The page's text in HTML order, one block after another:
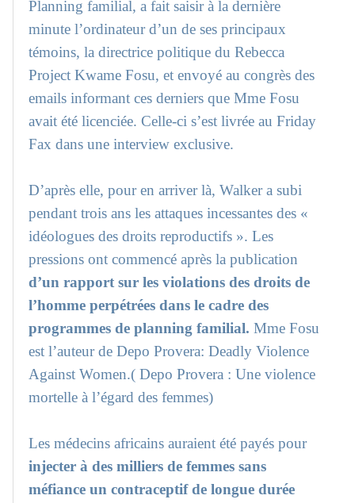
Planning familial, a fait saisir à la dernière
minute l’ordinateur d’un de ses principaux
témoins, la directrice politique du Rebecca
Project Kwame Fosu, et envoyé au congrès des
emails informant ces derniers que Mme Fosu
avait été licenciée. Celle-ci s’est livrée au Friday
Fax dans une interview exclusive.
D’après elle, pour en arriver là, Walker a subi
pendant trois ans les attaques incessantes des «
idéologues des droits reproductifs ». Les
pressions ont commencé après la publication
d’un rapport sur les violations des droits de
l’homme perpétrées dans le cadre des
programmes de planning familial. Mme Fosu
est l’auteur de Depo Provera: Deadly Violence
Against Women.( Depo Provera : Une violence
mortelle à l’égard des femmes)
Les médecins africains auraient été payés pour
injecter à des milliers de femmes sans
méfiance un contraceptif de longue durée